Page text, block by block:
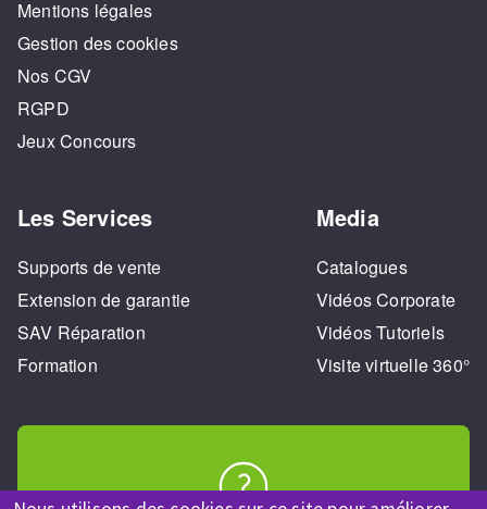
Mentions légales
Gestion des cookies
Nos CGV
RGPD
Jeux Concours
Les Services
Supports de vente
Extension de garantie
SAV Réparation
Formation
Media
Catalogues
Vidéos Corporate
Vidéos Tutoriels
Visite virtuelle 360°